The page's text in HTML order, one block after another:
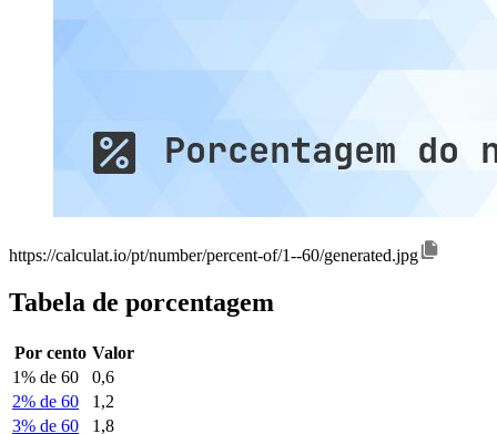
https://calculat.io/pt/number/percent-of/1--60/generated.jpg
Tabela de porcentagem
Por cento Valor
1% de 60
0,6
2% de 60
1,2
3% de 60
1,8